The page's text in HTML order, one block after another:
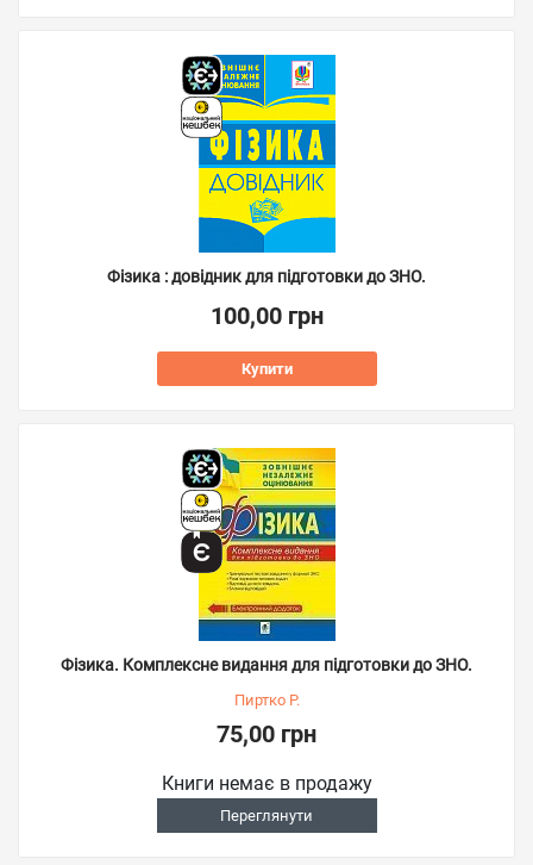
Фізика : довідник для підготовки до ЗНО.
100,00 грн
Купити
Фізика. Комплексне видання для підготовки до ЗНО.
Пиртко Р.
75,00 грн
Книги немає в продажу
Переглянути